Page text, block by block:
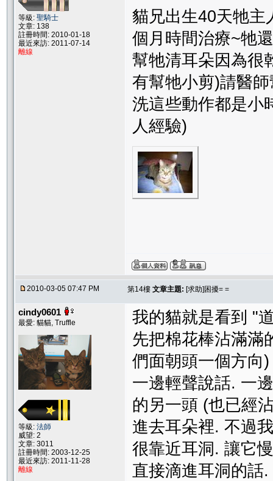
等級: 聖騎士
文章: 138
註冊時間: 2010-01-18
最近來訪: 2011-07-14
離線
貓兄出生40天牠主
個月時間治療~牠
幫牠清耳朵因為很
有幫牠小剪)請醫
洗這些動作都是小
人經驗)
2010-03-05 07:47 PM 第14樓 文章主題: [求助]困擾= =
cindy0601
最愛: 貓貓, Truffle
等級: 法師
威望: 2
文章: 3011
註冊時間: 2003-12-25
最近來訪: 2011-11-28
離線
我的貓就是看到 "
先把棉花棒沾滿滿
們面朝頭一個方向
一邊輕聲說話. 一
的另一頭 (也已經
進去耳朵裡. 不過
很靠近耳洞. 讓它
直接滴進耳洞的話